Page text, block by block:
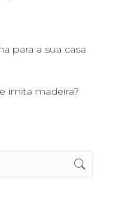
para a sua casa
imita madeira?